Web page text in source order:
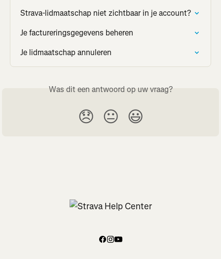
Strava-lidmaatschap niet zichtbaar in je account?
Je factureringsgegevens beheren
Je lidmaatschap annuleren
Was dit een antwoord op uw vraag?
😞 😐 😃